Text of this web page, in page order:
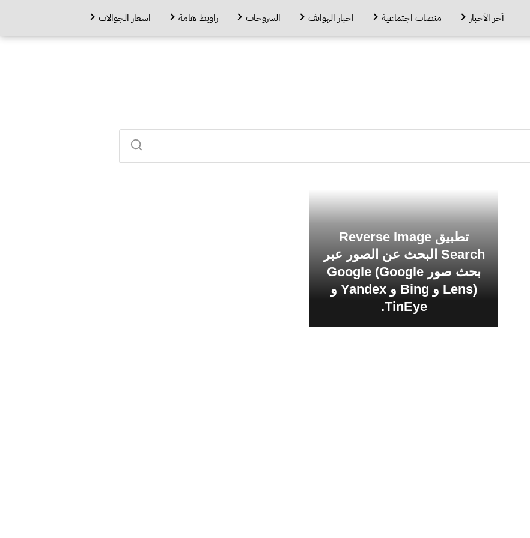
آخر الأخبار منصات اجتماعية اخبار الهواتف الشروحات راوبط هامة اسعار الجوالات
تطبيق Reverse Image
Search البحث عن الصور عبر
بحث صور Google (Google
Lens) و Bing و Yandex و
TinEye.